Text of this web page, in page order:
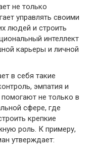
не только
управлять своими
людей и строить
интеллект
карьеры и личной
в себя такие
эмпатия и
не только в
сфере, где
крепкие
роль. К примеру,
утверждает: